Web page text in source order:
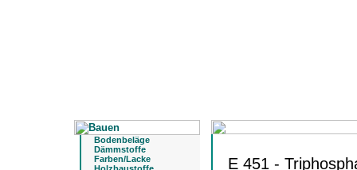
Bodenbeläge
Dämmstoffe
Farben/Lacke
E 451 -